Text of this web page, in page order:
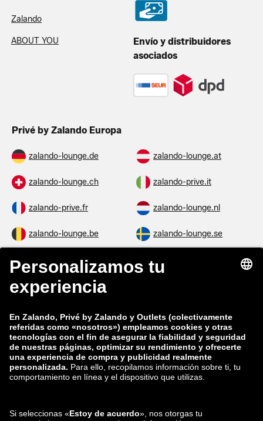
Zalando
ABOUT YOU
Envío y distribuidores
asociados
Privé by Zalando Europa
zalando-lounge.de zalando-lounge.at
zalando-lounge.ch zalando-prive.it
zalando-prive.fr zalando-lounge.nl
zalando-lounge.be zalando-lounge.se
zalando-lounge.fi
zalando-lounge.co.uk
zalando-prive.es
zalando-lounge.lt zalando-lounge.sk
zalando-lounge.ro zalando-lounge.hr
zalando-lounge.lu zalando-lounge.ee